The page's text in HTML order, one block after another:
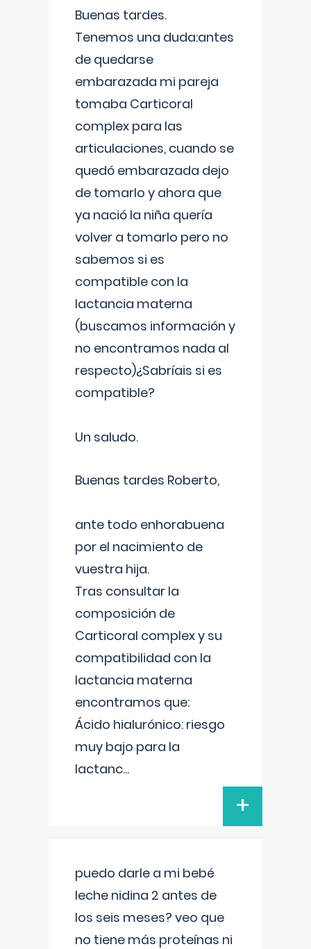
Buenas tardes.
Tenemos una duda:antes
de quedarse
embarazada mi pareja
tomaba Carticoral
complex para las
articulaciones, cuando se
quedó embarazada dejo
de tomarlo y ahora que
ya nació la niña quería
volver a tomarlo pero no
sabemos si es
compatible con la
lactancia materna
(buscamos información y
no encontramos nada al
respecto)¿Sabríais si es
compatible?
Un saludo.
Buenas tardes Roberto,
ante todo enhorabuena
por el nacimiento de
vuestra hija.
Tras consultar la
composición de
Carticoral complex y su
compatibilidad con la
lactancia materna
encontramos que:
Ácido hialurónico: riesgo
muy bajo para la
lactanc...
+
puedo darle a mi bebé
leche nidina 2 antes de
los seis meses? veo que
no tiene más proteínas ni